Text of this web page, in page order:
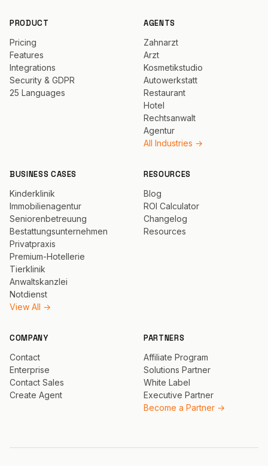
PRODUCT
Pricing
Features
Integrations
Security & GDPR
25 Languages
AGENTS
Zahnarzt
Arzt
Kosmetikstudio
Autowerkstatt
Restaurant
Hotel
Rechtsanwalt
Agentur
All Industries →
BUSINESS CASES
Kinderklinik
Immobilienagentur
Seniorenbetreuung
Bestattungsunternehmen
Privatpraxis
Premium-Hotellerie
Tierklinik
Anwaltskanzlei
Notdienst
View All →
RESOURCES
Blog
ROI Calculator
Changelog
Resources
COMPANY
Contact
Enterprise
Contact Sales
Create Agent
PARTNERS
Affiliate Program
Solutions Partner
White Label
Executive Partner
Become a Partner →